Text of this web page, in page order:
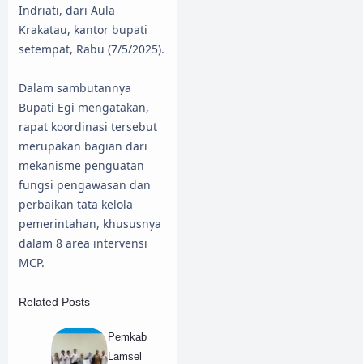
Indriati, dari Aula
Krakatau, kantor bupati
setempat, Rabu (7/5/2025).
Dalam sambutannya
Bupati Egi mengatakan,
rapat koordinasi tersebut
merupakan bagian dari
mekanisme penguatan
fungsi pengawasan dan
perbaikan tata kelola
pemerintahan, khususnya
dalam 8 area intervensi
MCP.
Related Posts
Pemkab
Lamsel